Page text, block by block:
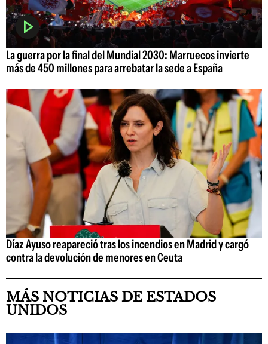
La guerra por la final del Mundial 2030: Marruecos invierte
más de 450 millones para arrebatar la sede a España
Díaz Ayuso reapareció tras los incendios en Madrid y cargó
contra la devolución de menores en Ceuta
MÁS NOTICIAS DE ESTADOS
UNIDOS